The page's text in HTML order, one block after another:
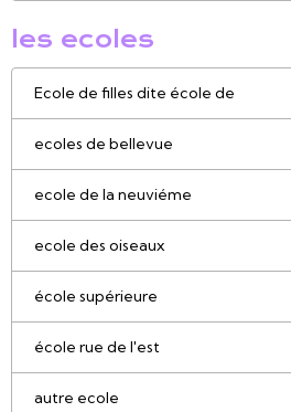
les ecoles
Ecole de filles dite école de
ecoles de bellevue
ecole de la neuviéme
ecole des oiseaux
école supérieure
école rue de l'est
autre ecole